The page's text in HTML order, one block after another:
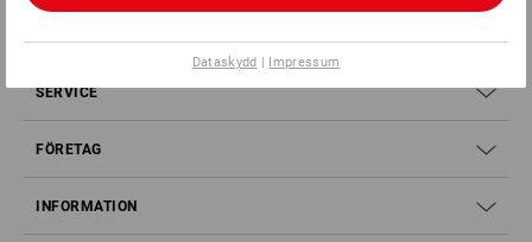
SERVICE 040 694 90 01
SERVICE
FÖRETAG
INFORMATION
Dataskydd | Impressum